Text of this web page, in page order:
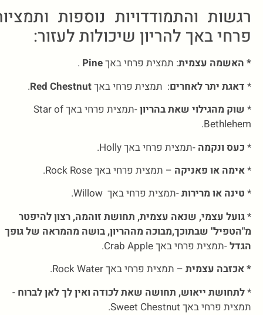
רגשות והתמודדויות נוספות
פרחי באך להריון שיכולות לעזור:
* האשמה עצמית: תמצית פרחי באךPine
.
* דאגת יתר לאחרים: תמצית פרחי באךRed Chestnut
.
* שוק מהגילוי שאת בהריון
-תמצית פרחי באך Star of
Bethlehem.
* כעס ונקמה -תמצית פרחי באך Holly.
*אימה או פאניקה – תמצית פרחי באך Rock Rose.
* טינה או מרירות-תמצית פרחי באך Willow.
*גועל עצמי, שנאה עצמית, תחושת זוהמה, רצון להיפטר
מ"הטפיל" שבתוכך,מבוכה מההריון, בושה מהמראה של גופך
הגדל-תמצית פרחי באך Crab Apple.
* אכזבה עצמית – תמצית פרחי באך Rock Water.
*לתחושת ייאוש, תחושה שאת לכודה ואין לך לאן לברוח -
תמצית פרחי באך Sweet Chestnut.